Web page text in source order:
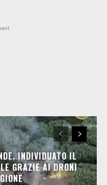
INDIVIDUATO IL
GRAZIE AI DRONI